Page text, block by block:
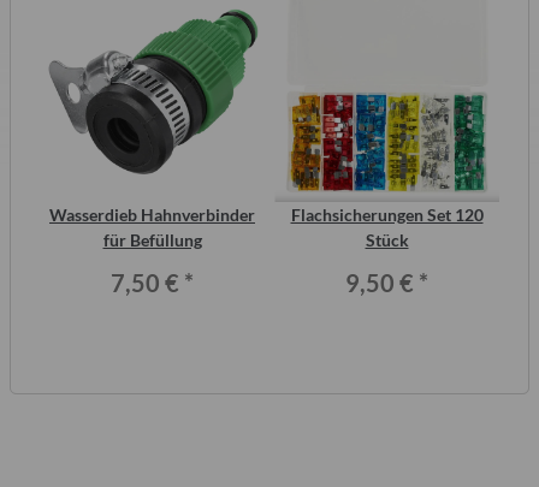
Wasserdieb Hahnverbinder
für Befüllung
7,50 € *
Flachsicherungen Set 120
Stück
9,50 € *